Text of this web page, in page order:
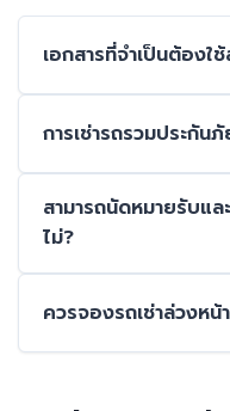
เอกสารที่จำเป็นต้องใ
การเช่ารถรวมประกั
สามารถนัดหมายรับแ
ไม่?
ควรจองรถเช่าล่วงหน้า